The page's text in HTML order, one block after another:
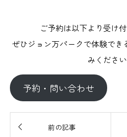
ご予約は以下より受け
ぜひジョン万パークで体験でき
みください
予約・問い合わせ
 前の記事